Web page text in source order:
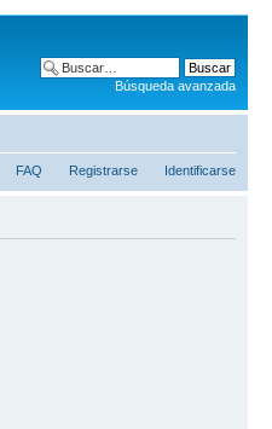
Búsqueda avanzada
FAQ Registrarse Identificarse